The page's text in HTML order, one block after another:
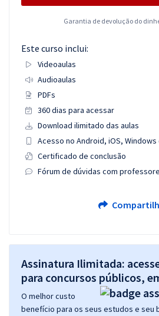
Garantia de devolução do
Este curso inclui:
Videoaulas
Audioaulas
PDFs
360 dias para acessar
Download ilimitado das aulas
Acesso no Android, iOS, Windows
Certificado de conclusão
Fórum de dúvidas com
Assinatura Ilimitada:
para concursos públicos,
O melhor custo
benefício para os seus estudos e seu